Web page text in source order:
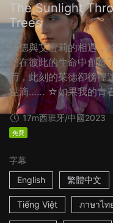
The Sunlight
Trees
茱德與艾蜜莉的相遇，
們在彼此的生命中創造
而，此刻的茱德卻徬徨
點滴…… ☆如果我的青
17m西班牙/中國2023
免費
字幕
English
繁體中文
Tiếng Việt ภาษาไท